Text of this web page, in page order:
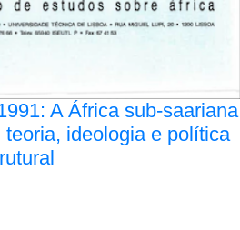
A África sub-saariana
ideologia e política